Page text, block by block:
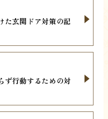
た玄関ドア対策の記
ず行動するための対